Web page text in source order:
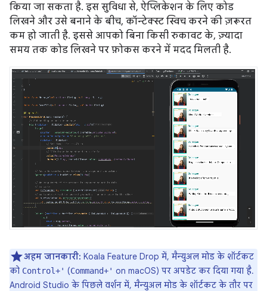
किया जा सकता है. इस सुविधा से, ऐप्लिकेशन के लिए कोड
लिखने और उसे बनाने के बीच, कॉन्टेक्स्ट स्विच करने की ज़रूरत
कम हो जाती है. इससे आपको बिना किसी रुकावट के, ज़्यादा
समय तक कोड लिखने पर फ़ोकस करने में मदद मिलती है.
अहम जानकारी: Koala Feature Drop में, मैन्युअल मोड के शॉर्टकट
को Control+' (Command+' on macOS) पर अपडेट कर दिया गया है.
Android Studio के पिछले वर्शन में, मैन्युअल मोड के शॉर्टकट के तौर पर